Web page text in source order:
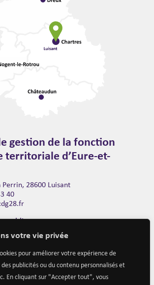
votre vie privée
pour améliorer votre expérience de
publicités ou du contenu personnalisés et
En cliquant sur "Accepter tout", vous
gestion de la fonction
territoriale d’Eure-et-
Perrin, 28600 Luisant
40
public
de 9h00 à 12h00
16h30
le vendredi)